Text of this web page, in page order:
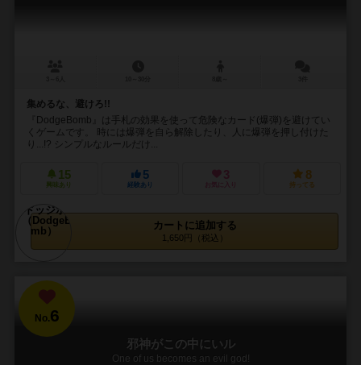
集めるな、避けろ!!
『DodgeBomb』は手札の効果を使って危険なカード(爆弾)を避けてい
くゲームです。 時には爆弾を自ら解除したり、人に爆弾を押し付けた
り...!? シンプルなルールだけ...
15
興味あり
5
経験あり
3
お気に入り
8
持ってる
カートに追加する
1,650円（税込）
No.6
邪神がこの中にいル
One of us becomes an evil god!